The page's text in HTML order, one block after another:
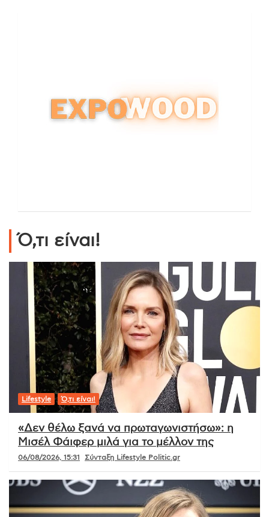
Ό,τι είναι!
Lifestyle Ό,τι είναι!
«Δεν θέλω ξανά να πρωταγωνιστήσω»: η
Μισέλ Φάιφερ μιλά για το μέλλον της
06/08/2026, 15:31 Σύνταξη Lifestyle Politic.gr